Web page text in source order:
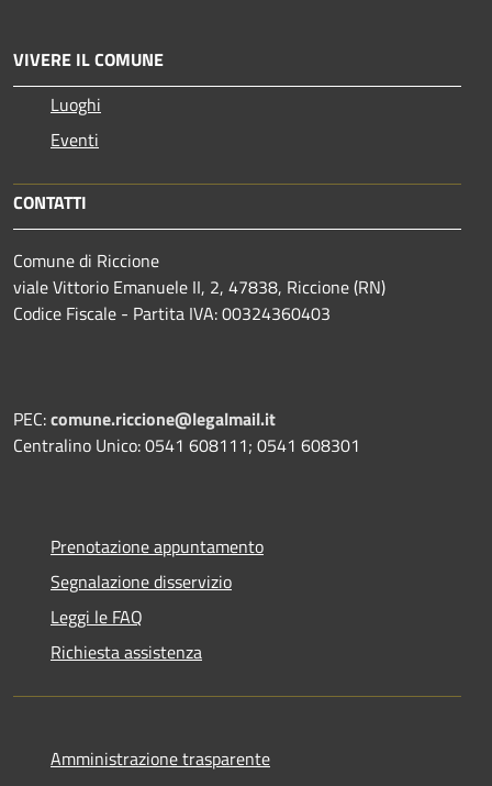
VIVERE IL COMUNE
Luoghi
Eventi
CONTATTI
Comune di Riccione
viale Vittorio Emanuele II, 2, 47838, Riccione (RN)
Codice Fiscale - Partita IVA: 00324360403
PEC:comune.riccione@legalmail.it
Centralino Unico: 0541 608111; 0541 608301
Prenotazione appuntamento
Segnalazione disservizio
Leggi le FAQ
Richiesta assistenza
Amministrazione trasparente